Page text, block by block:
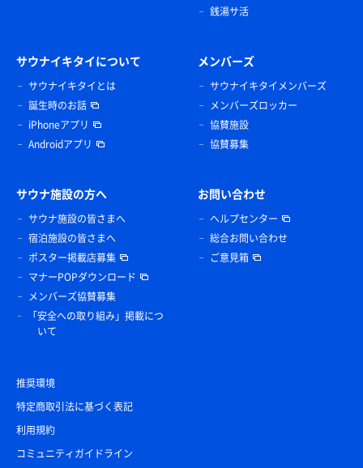
🍺☺️
鶏のから揚げ
串鳥は焼鳥がメインながらから揚げも揚げたてジュー
シーで美味しい🐔😋相棒のハイボールが進む❗️🍺😋
銭湯サ活
サウナイキタイについて
サウナイキタイとは
誕生時のお話
iPhoneアプリ
Androidアプリ
メンバーズ
サウナイキタイメンバーズ
メンバーズロッカー
協賛施設
協賛募集
サウナ施設の方へ
サウナ施設の皆さまへ
宿泊施設の皆さまへ
ポスター掲載店募集
マナーPOPダウンロード
メンバーズ協賛募集
「安全への取り組み」掲載につ
いて
お問い合わせ
ヘルプセンター
総合お問い合わせ
ご意見箱
推奨環境
特定商取引法に基づく表記
利用規約
コミュニティガイドライン